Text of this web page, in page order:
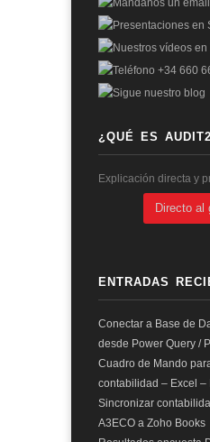
¿QUÉ ES
Explicación directa y
Directo al
ENTRADAS
Conectar a Base de
desde Power Query /
Cuadro de Mando
contabilidad – Excel –
Sincronizar
A3ECO a Zoho Books